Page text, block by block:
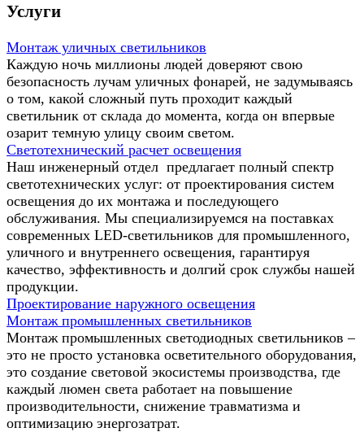
Услуги
Монтаж уличных светильников
Каждую ночь миллионы людей доверяют свою
безопасность лучам уличных фонарей, не задумываясь
о том, какой сложный путь проходит каждый
светильник от склада до момента, когда он впервые
озарит темную улицу своим светом.
Светотехнический расчет освещения
Наш инженерный отдел предлагает полный спектр
светотехнических услуг: от проектирования систем
освещения до их монтажа и последующего
обслуживания. Мы специализируемся на поставках
современных LED-светильников для промышленного,
уличного и внутреннего освещения, гарантируя
качество, эффективность и долгий срок службы нашей
продукции.
Проектирование наружного освещения
Монтаж промышленных светильников
Монтаж промышленных светодиодных светильников –
это не просто установка осветительного оборудования,
это создание световой экосистемы производства, где
каждый люмен света работает на повышение
производительности, снижение травматизма и
оптимизацию энергозатрат.